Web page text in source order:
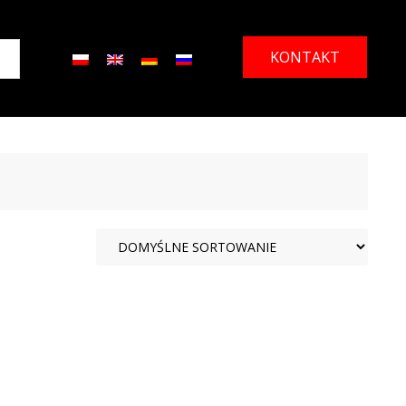
KONTAKT